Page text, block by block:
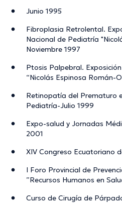
Junio 1995
Fibroplasia Retrolental.
Nacional de Pediatría
Noviembre 1997
Ptosis Palpebral.
“Nicolás Espinosa Román-
Retinopatía del Prematuro
Pediatría-Julio 1999
Expo-salud y Jornadas
2001
XIV Congreso Ecuatoriano
I Foro Provincial de
”Recursos Humanos en
Curso de Cirugía de